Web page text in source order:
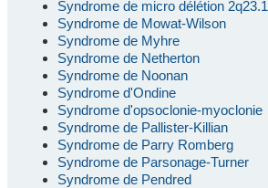
Syndrome de micro délétion 2q23.1
Syndrome de Mowat-Wilson
Syndrome de Myhre
Syndrome de Netherton
Syndrome de Noonan
Syndrome d'Ondine
Syndrome d'opsoclonie-myoclonie
Syndrome de Pallister-Killian
Syndrome de Parry Romberg
Syndrome de Parsonage-Turner
Syndrome de Pendred